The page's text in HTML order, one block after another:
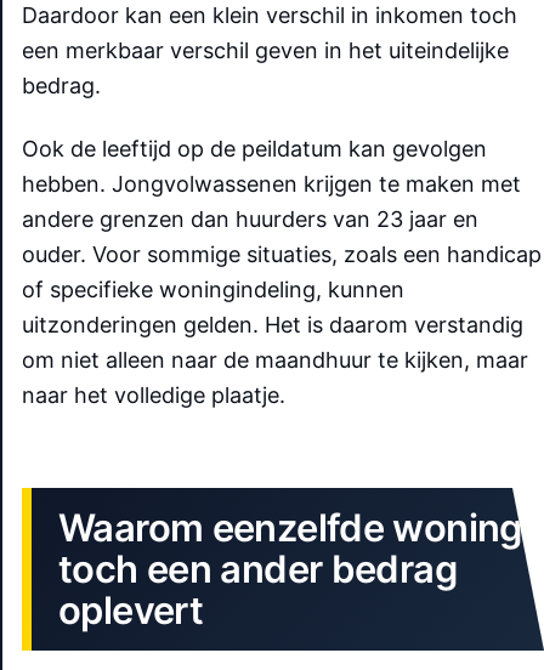
Daardoor kan een klein verschil in inkomen toch
een merkbaar verschil geven in het uiteindelijke
bedrag.
Ook de leeftijd op de peildatum kan gevolgen
hebben. Jongvolwassenen krijgen te maken met
andere grenzen dan huurders van 23 jaar en
ouder. Voor sommige situaties, zoals een handicap
of specifieke woningindeling, kunnen
uitzonderingen gelden. Het is daarom verstandig
om niet alleen naar de maandhuur te kijken, maar
naar het volledige plaatje.
Waarom eenzelfde woning
toch een ander bedrag
oplevert